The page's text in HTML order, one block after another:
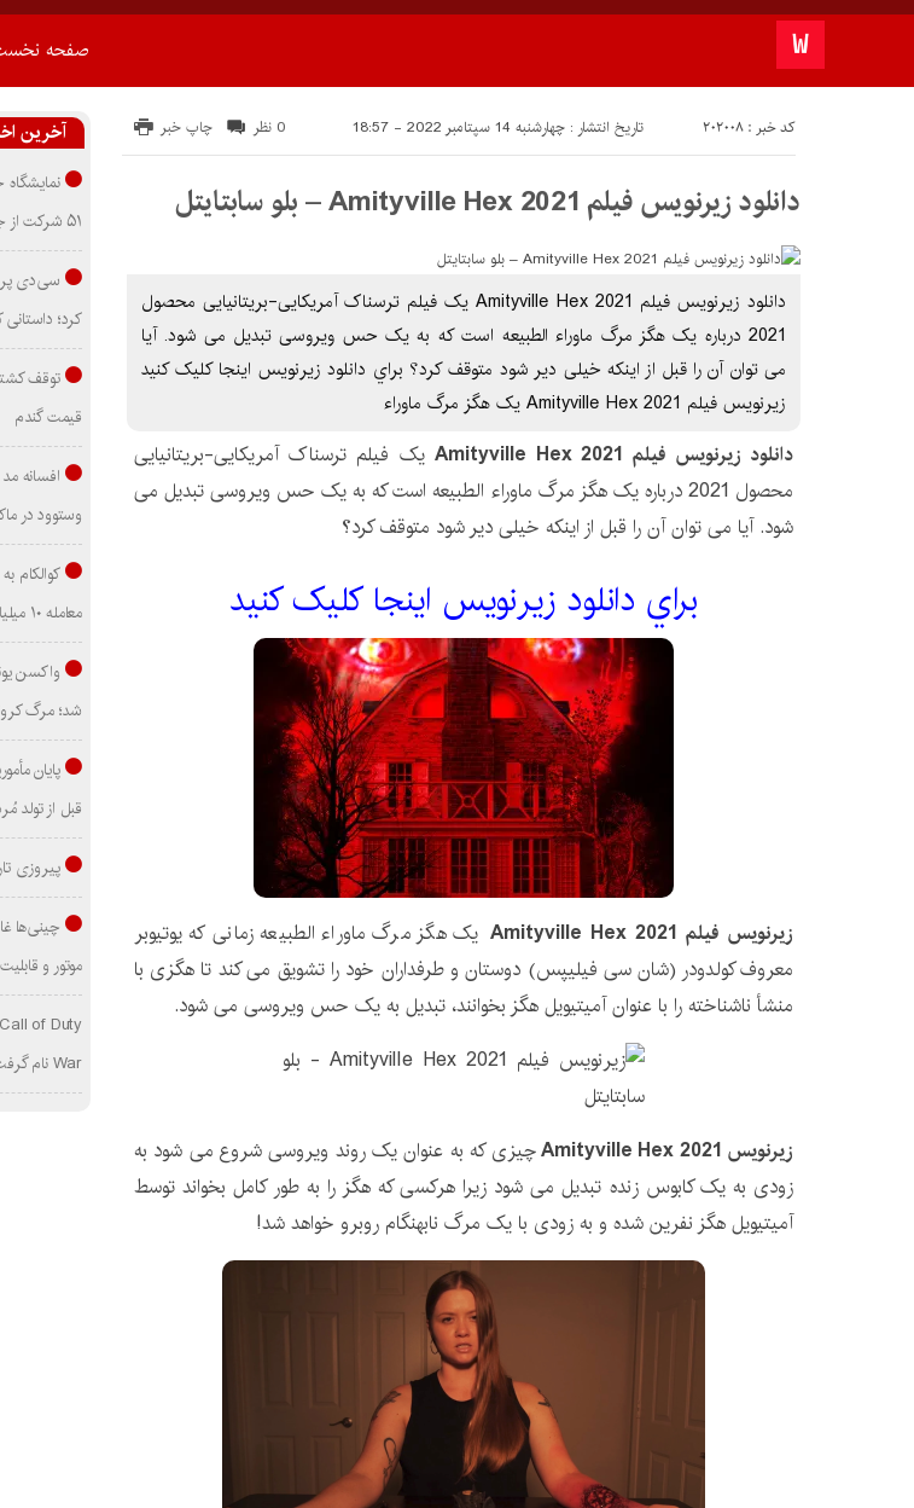
صفحه
تاریخ انتشار : چهارشنبه 14 سپتامبر 2022 - 18:57 کد خبر : 202008 چاپ خبر 0 نظر
دانلود زیرنویس فیلم Amityville Hex 2021 – بلو سابتايتل
دانلود زیرنویس فیلم Amityville Hex 2021 یک فیلم ترسناک آمریکایی-بریتانیایی محصول
2021 درباره یک هگز مرگ ماوراء الطبیعه است که به یک حس ویروسی تبدیل می شود. آیا
می توان آن را قبل از اینکه خیلی دیر شود متوقف کرد؟ براي دانلود زيرنويس اينجا کليک کنيد
زیرنویس فیلم Amityville Hex 2021 یک هگز مرگ ماوراء
دانلود زیرنویس فیلم Amityville Hex 2021
یک فیلم ترسناک آمریکایی-بریتانیایی
محصول 2021 درباره یک هگز مرگ ماوراء الطبیعه است که به یک حس ویروسی تبدیل می
شود. آیا می توان آن را قبل از اینکه خیلی دیر شود متوقف کرد؟
براي دانلود زيرنويس اينجا کليک کنيد
زیرنویس فیلم Amityville Hex 2021
یک هگز مرگ ماوراء الطبیعه زمانی که یوتیوبر
معروف کولدودر (شان سی فیلیپس) دوستان و طرفداران خود را تشویق می کند تا هگزی با
منشأ ناشناخته را با عنوان آمیتیویل هگز بخوانند، تبدیل به یک حس ویروسی می شود.
زیرنویس Amityville Hex 2021
چیزی که به عنوان یک روند ویروسی شروع می شود به
زودی به یک کابوس زنده تبدیل می شود زیرا هرکسی که هگز را به طور کامل بخواند توسط
آمیتیویل هگز نفرین شده و به زودی با یک مرگ نابهنگام روبرو خواهد شد!
آخرین
۵۱ شرکت از جمله ۴۴ شرکت چینی
سی‌دی
کرد؛
توقف
قیمت گندم
افسانه
وستوود در
کوالکام
معامله ۱۰ میلیارد دلاری در راه است؟
واکسن
شد؛ مرگ
پایان
قبل از تولد
پیروزی
موتور و
War نام گرفت